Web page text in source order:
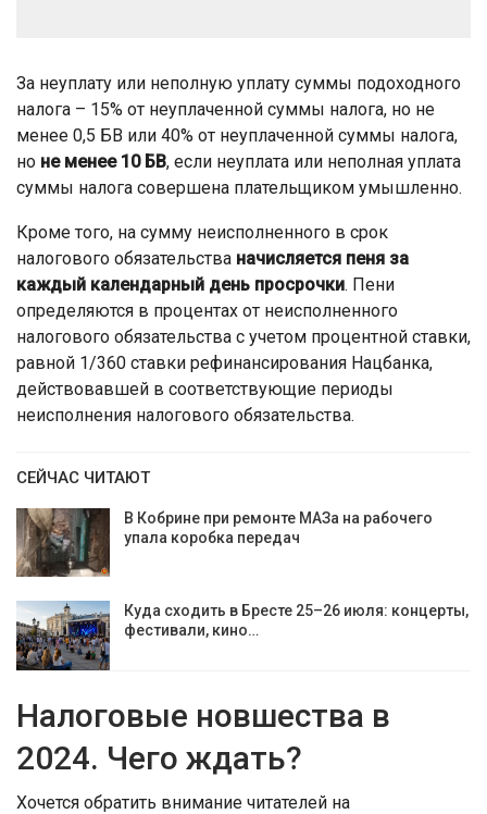
За неуплату или неполную уплату суммы подоходного
налога – 15% от неуплаченной суммы налога, но не
менее 0,5 БВ или 40% от неуплаченной суммы налога,
но не менее 10 БВ, если неуплата или неполная уплата
суммы налога совершена плательщиком умышленно.
Кроме того, на сумму неисполненного в срок
налогового обязательства начисляется пеня за
каждый календарный день просрочки. Пени
определяются в процентах от неисполненного
налогового обязательства с учетом процентной ставки,
равной 1/360 ставки рефинансирования Нацбанка,
действовавшей в соответствующие периоды
неисполнения налогового обязательства.
СЕЙЧАС ЧИТАЮТ
В Кобрине при ремонте МАЗа на рабочего
упала коробка передач
Куда сходить в Бресте 25–26 июля: концерты,
фестивали, кино…
Налоговые новшества в
2024. Чего ждать?
Хочется обратить внимание читателей на